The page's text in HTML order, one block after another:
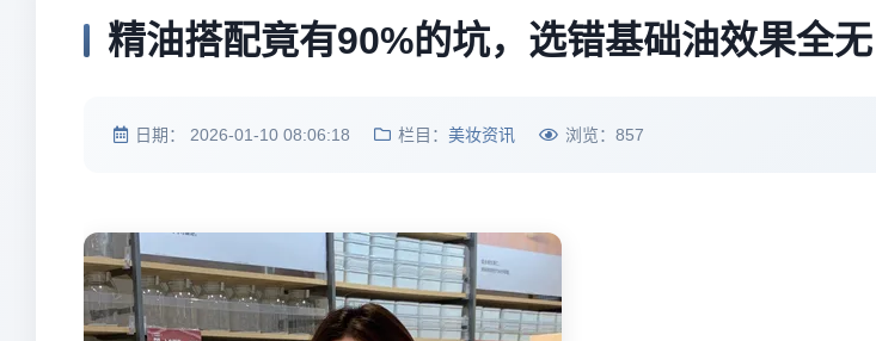
精油搭配竟有90%的坑，选错基础油效果全无
日期： 2026-01-10 08:06:18 栏目： 美妆资讯 浏览： 857